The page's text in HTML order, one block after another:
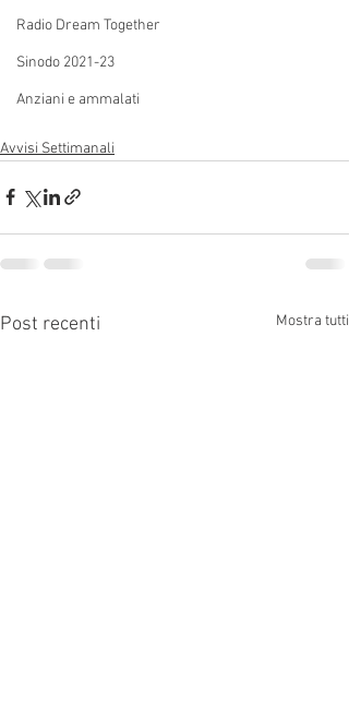
Radio Dream Together
Sinodo 2021-23
Anziani e ammalati
Avvisi Settimanali
Post recenti Mostra tutti